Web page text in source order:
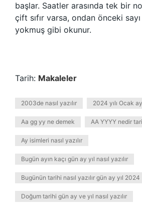
başlar. Saatler arasında tek bir
çift sıfır varsa, ondan önceki
yokmuş gibi okunur.
Tarih: Makaleler
2003de nasıl yazılır 2024 yılı Ocak
Aa gg yy ne demek AA YYYY nedir
Ay isimleri nasıl yazılır
Bugün ayın kaçı gün ay yıl nasıl yazılır
Bugünün tarihi nasıl yazılır gün ay yıl 2024
Doğum tarihi gün ay ve yıl nasıl yazılır